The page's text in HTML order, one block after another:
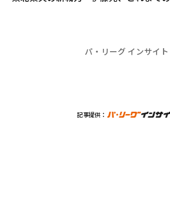
パ・リーグ インサイト
記事提供：